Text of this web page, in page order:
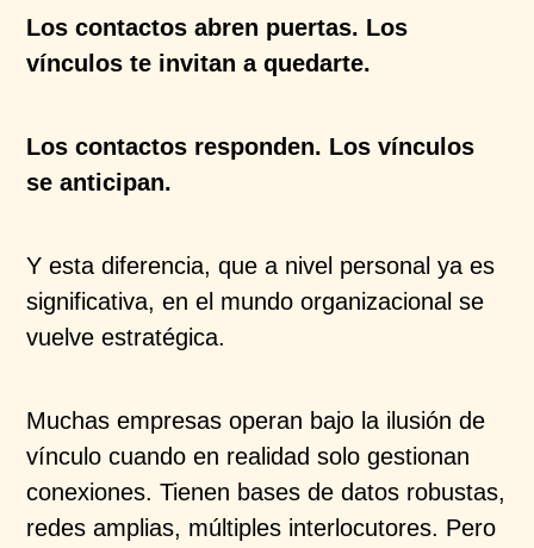
Los contactos abren puertas. Los
vínculos te invitan a quedarte.
Los contactos responden. Los vínculos
se anticipan.
Y esta diferencia, que a nivel personal ya es
significativa, en el mundo organizacional se
vuelve estratégica.
Muchas empresas operan bajo la ilusión de
vínculo cuando en realidad solo gestionan
conexiones. Tienen bases de datos robustas,
redes amplias, múltiples interlocutores. Pero